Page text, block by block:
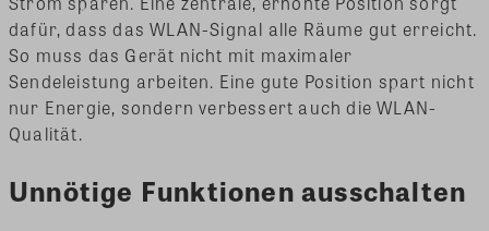
dafür, dass das WLAN-Signal alle Räume gut erreicht.
So muss das Gerät nicht mit maximaler
Sendeleistung arbeiten. Eine gute Position spart nicht
nur Energie, sondern verbessert auch die WLAN-
Qualität.
Unnötige Funktionen ausschalten